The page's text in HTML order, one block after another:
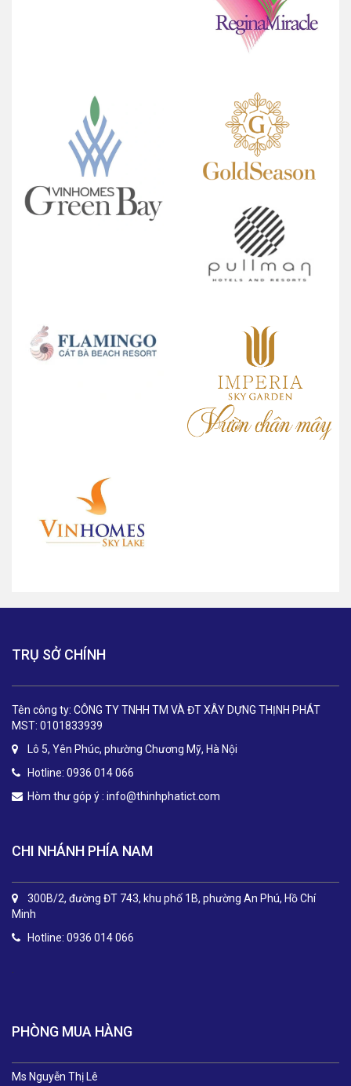
TRỤ SỞ CHÍNH
Tên công ty: CÔNG TY TNHH TM VÀ ĐT XÂY DỰNG THỊNH PHÁT
MST: 0101833939
Lô 5, Yên Phúc, phường Chương Mỹ, Hà Nội
Hotline: 0936 014 066
Hòm thư góp ý : info@thinhphatict.com
CHI NHÁNH PHÍA NAM
300B/2, đường ĐT 743, khu phố 1B, phường An Phú, Hồ Chí
Minh
Hotline: 0936 014 066
PHÒNG MUA HÀNG
Ms Nguyễn Thị Lê